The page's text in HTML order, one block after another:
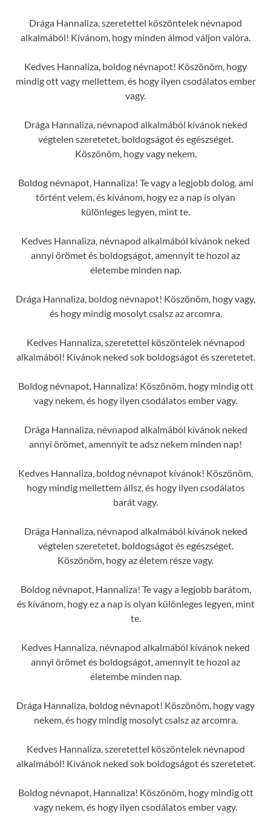
Drága Hannaliza, szeretettel köszöntelek névnapod
alkalmából! Kívánom, hogy minden álmod váljon valóra.
Kedves Hannaliza, boldog névnapot! Köszönöm, hogy
mindig ott vagy mellettem, és hogy ilyen csodálatos ember
vagy.
Drága Hannaliza, névnapod alkalmából kívánok neked
végtelen szeretetet, boldogságot és egészséget.
Köszönöm, hogy vagy nekem.
Boldog névnapot, Hannaliza! Te vagy a legjobb dolog, ami
történt velem, és kívánom, hogy ez a nap is olyan
különleges legyen, mint te.
Kedves Hannaliza, névnapod alkalmából kívánok neked
annyi örömet és boldogságot, amennyit te hozol az
életembe minden nap.
Drága Hannaliza, boldog névnapot! Köszönöm, hogy vagy,
és hogy mindig mosolyt csalsz az arcomra.
Kedves Hannaliza, szeretettel köszöntelek névnapod
alkalmából! Kívánok neked sok boldogságot és szeretetet.
Boldog névnapot, Hannaliza! Köszönöm, hogy mindig ott
vagy nekem, és hogy ilyen csodálatos ember vagy.
Drága Hannaliza, névnapod alkalmából kívánok neked
annyi örömet, amennyit te adsz nekem minden nap!
Kedves Hannaliza, boldog névnapot kívánok! Köszönöm,
hogy mindig mellettem állsz, és hogy ilyen csodálatos
barát vagy.
Drága Hannaliza, névnapod alkalmából kívánok neked
végtelen szeretetet, boldogságot és egészséget.
Köszönöm, hogy az életem része vagy.
Boldog névnapot, Hannaliza! Te vagy a legjobb barátom,
és kívánom, hogy ez a nap is olyan különleges legyen, mint
te.
Kedves Hannaliza, névnapod alkalmából kívánok neked
annyi örömet és boldogságot, amennyit te hozol az
életembe minden nap.
Drága Hannaliza, boldog névnapot! Köszönöm, hogy vagy
nekem, és hogy mindig mosolyt csalsz az arcomra.
Kedves Hannaliza, szeretettel köszöntelek névnapod
alkalmából! Kívánok neked sok boldogságot és szeretetet.
Boldog névnapot, Hannaliza! Köszönöm, hogy mindig ott
vagy nekem, és hogy ilyen csodálatos ember vagy.